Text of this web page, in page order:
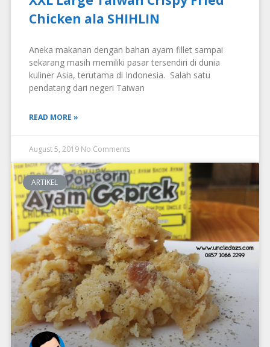
Chicken ala SHIHLIN
Aneka makanan dengan bahan ayam fillet sampai
sekarang masih memiliki pasar tersendiri di dunia
kuliner Asia, terutama di Indonesia. Salah satu
pendatang dari negeri Taiwan
READ MORE »
August 5, 2019 No Comments
ARTIKEL